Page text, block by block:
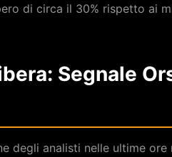
di circa il 30% rispetto ai
Segnale
degli analisti nelle ultime